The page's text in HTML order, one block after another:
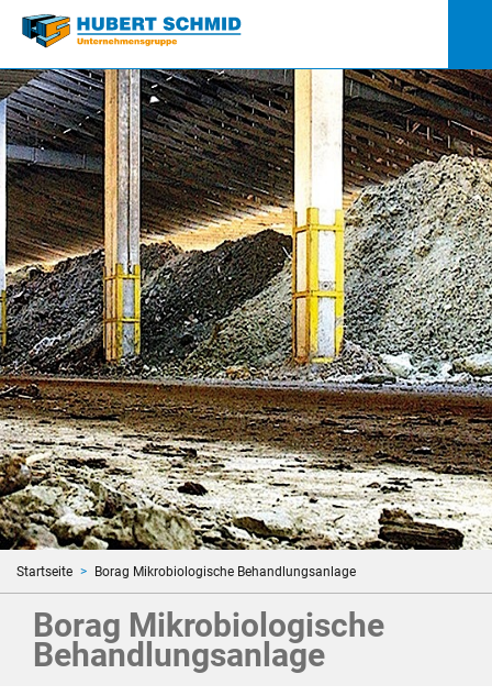
Links
Startseite Borag Mikrobiologische Behandlungsanlage
Borag Mikrobiologische
Behandlungsanlage